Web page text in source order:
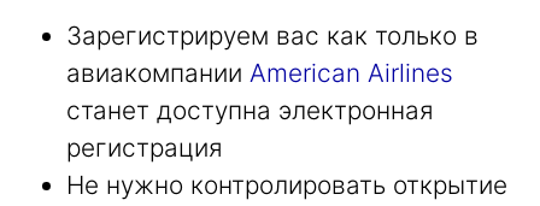
Зарегистрируем вас как только в
авиакомпании American Airlines
станет доступна электронная
регистрация
Не нужно контролировать открытие